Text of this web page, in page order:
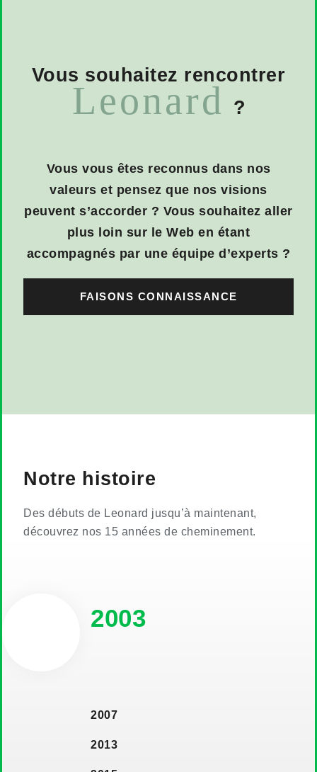
Vous souhaitez rencontrer
Leonard ?
Vous vous êtes reconnus dans nos
valeurs et pensez que nos visions
peuvent s’accorder ? Vous souhaitez aller
plus loin sur le Web en étant
accompagnés par une équipe d’experts ?
FAISONS CONNAISSANCE
Notre histoire
Des débuts de Leonard jusqu’à maintenant,
découvrez nos 15 années de cheminement.
2003
2007
Nous dépassons rapidement la
2013